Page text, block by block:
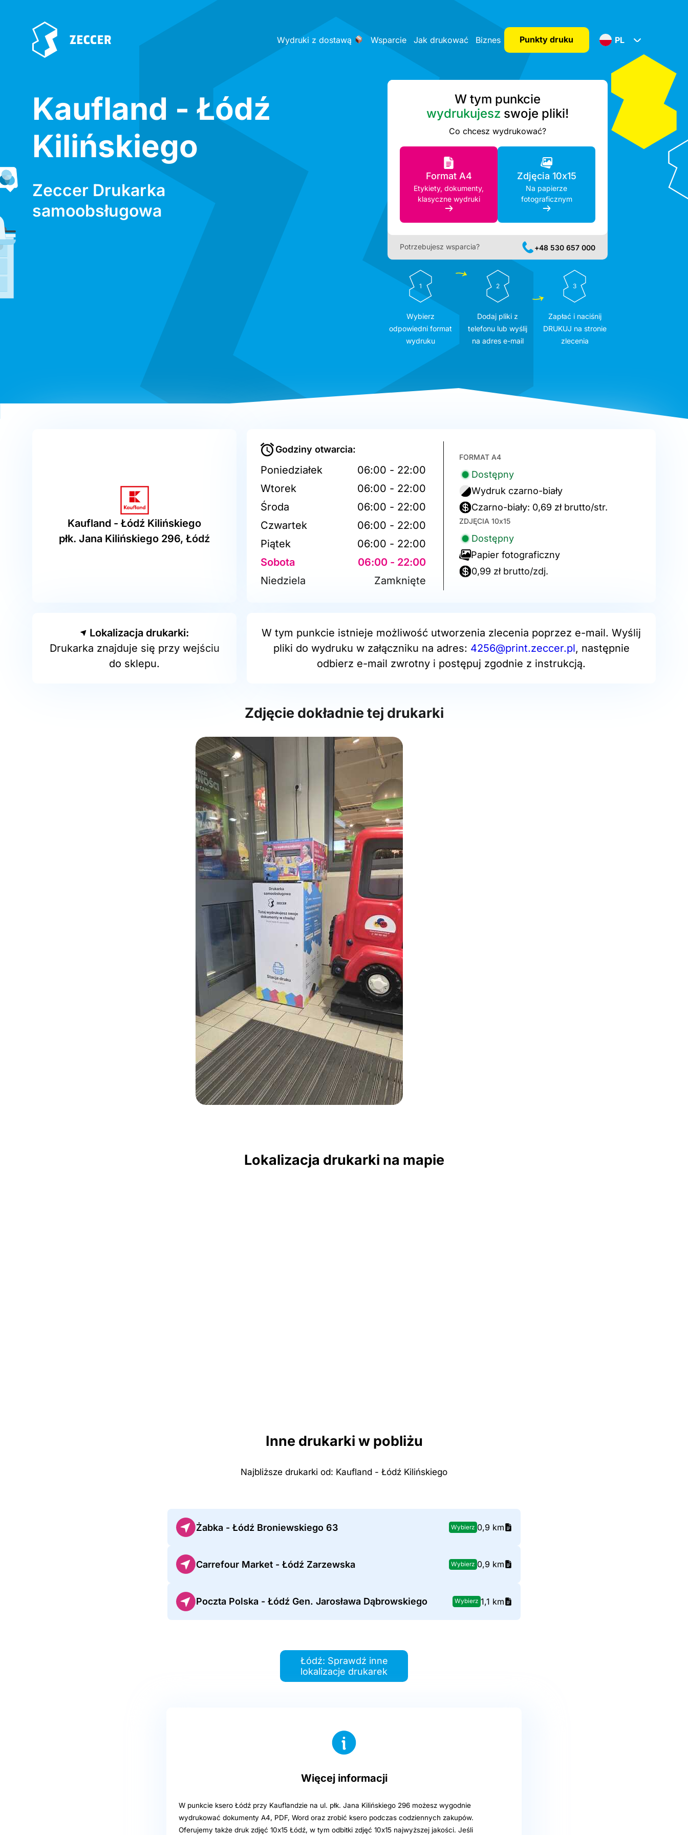
Wydruki z dostawą Wsparcie Jak drukować Biznes Punkty druku PL
Kaufland - Łódź
Kilińskiego
Zeccer Drukarka
samoobsługowa
W tym punkcie
wydrukujesz swoje pliki!
Co chcesz wydrukować?
Format A4
Etykiety, dokumenty,
klasyczne wydruki
Zdjęcia 10x15
Na papierze
fotograficznym
Potrzebujesz wsparcia? +48 530 657 000
1
Wybierz
odpowiedni format
wydruku
2
Dodaj pliki z
telefonu lub wyślij
na adres e-mail
3
Zapłać i naciśnij
DRUKUJ na stronie
zlecenia
Kaufland - Łódź Kilińskiego
płk. Jana Kilińskiego 296, Łódź
Godziny otwarcia:
Poniedziałek
06:00 - 22:00
Wtorek
06:00 - 22:00
Środa
06:00 - 22:00
Czwartek
06:00 - 22:00
Piątek
06:00 - 22:00
Sobota
06:00 - 22:00
Niedziela
Zamknięte
FORMAT A4
Dostępny
Wydruk czarno-biały
Czarno-biały: 0,69 zł brutto/str.
ZDJĘCIA 10x15
Dostępny
Papier fotograficzny
0,99 zł brutto/zdj.
Lokalizacja drukarki:
Drukarka znajduje się przy wejściu
do sklepu.
W tym punkcie istnieje możliwość utworzenia zlecenia poprzez e-mail. Wyślij
pliki do wydruku w załączniku na adres: 4256@print.zeccer.pl, następnie
odbierz e-mail zwrotny i postępuj zgodnie z instrukcją.
Zdjęcie dokładnie tej drukarki
Lokalizacja drukarki na mapie
Inne drukarki w pobliżu
Najbliższe drukarki od: Kaufland - Łódź Kilińskiego
Żabka - Łódź Broniewskiego 63 Wybierz 0,9 km
Carrefour Market - Łódź Zarzewska Wybierz 0,9 km
Poczta Polska - Łódź Gen. Jarosława Dąbrowskiego Wybierz 1,1 km
Łódź: Sprawdź inne
lokalizacje drukarek
Więcej informacji
W punkcie ksero Łódź przy Kauflandzie na ul. płk. Jana Kilińskiego 296 możesz wygodnie
wydrukować dokumenty A4, PDF, Word oraz zrobić ksero podczas codziennych zakupów.
Oferujemy także druk zdjęć 10x15 Łódź, w tym odbitki zdjęć 10x15 najwyższej jakości. Jeśli